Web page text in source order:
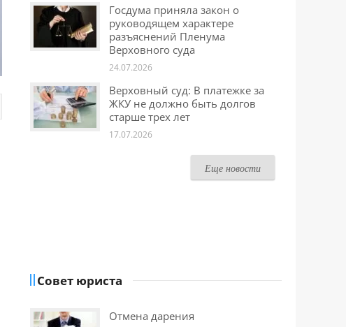
Госдума приняла закон о
руководящем характере
разъяснений Пленума
Верховного суда
24.07.2026
Верховный суд: В платежке за
ЖКУ не должно быть долгов
старше трех лет
17.07.2026
Еще новости
Совет юриста
Отмена дарения